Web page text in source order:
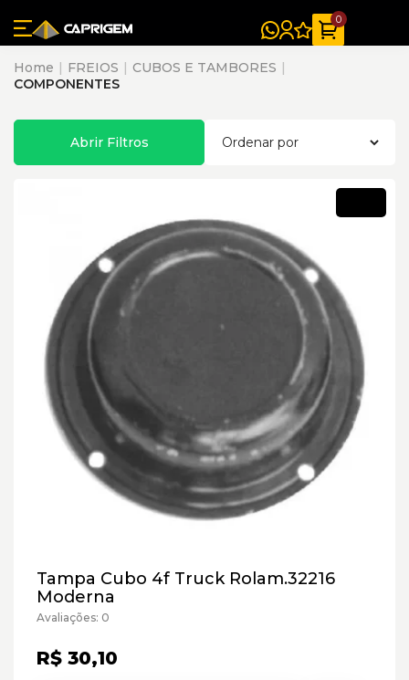
0
Home FREIOS
CUBOS E TAMBORES
COMPONENTES
Abrir Filtros
Tampa Cubo 4f Truck Rolam.32216
Moderna
Avaliações: 0
R$ 30,10